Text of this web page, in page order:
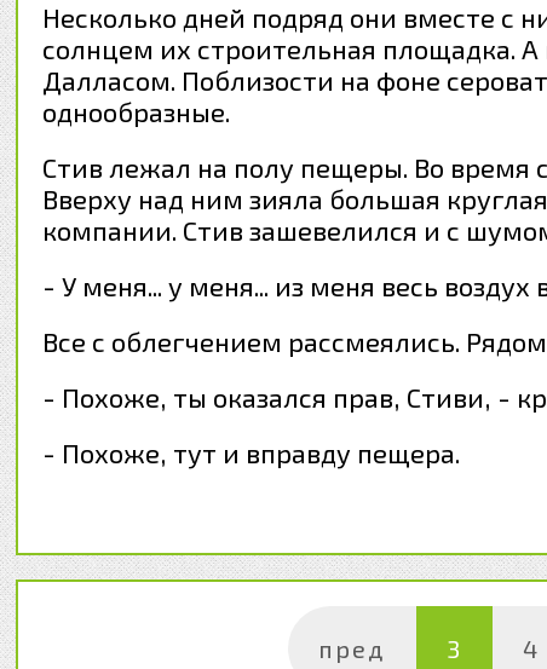
Несколько дней подряд они вместе с
солнцем их строительная площадка.
Далласом. Поблизости на фоне
однообразные.
Стив лежал на полу пещеры. Во время
Вверху над ним зияла большая
компании. Стив зашевелился и с
- У меня... у меня... из меня весь
Все с облегчением рассмеялись.
- Похоже, ты оказался прав, Стиви, -
- Похоже, тут и вправду пещера.
пред 3 4